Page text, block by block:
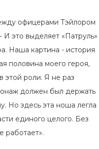
офицерами Тэйлором
И это выделяет «Патруль»
Наша картина - история
половина моего героя,
этой роли. Я не раз
должен был держать
Но здесь эта ноша легла
единого целого. Без
работает».